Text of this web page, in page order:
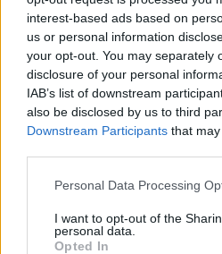
interest-based ads based on
us or personal information
your opt-out. You may separately
disclosure of your personal
IAB’s list of downstream
also be disclosed by us to third
Downstream Participants that
Personal Data Processing
I want to opt-out of the
personal data.
Opted In
ενός καλλιεργημένου
αρραβωνιασμένη μ' έναν
ερωτεύεται το λοχαγό
μεγαλόψυχο Ιταλό, που
κατοχικές δυνάμεις. Τα
δραματική τροπή, όταν
ιταλικά στρατεύματα του
παραδοθούν στους Ναζί.